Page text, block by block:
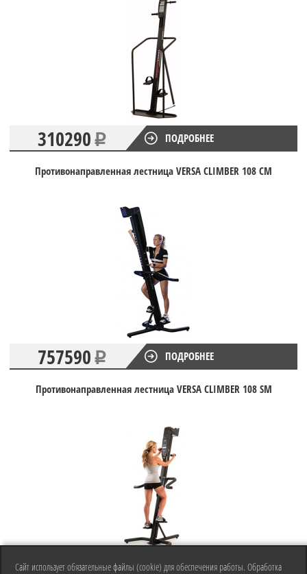
310290 ПОДРОБНЕЕ
Противонаправленная лестница VERSA CLIMBER 108 CM
757590 ПОДРОБНЕЕ
Противонаправленная лестница VERSA CLIMBER 108 SM
Сайт использует обязательные файлы (cookie) для обеспечения работы. Обработка